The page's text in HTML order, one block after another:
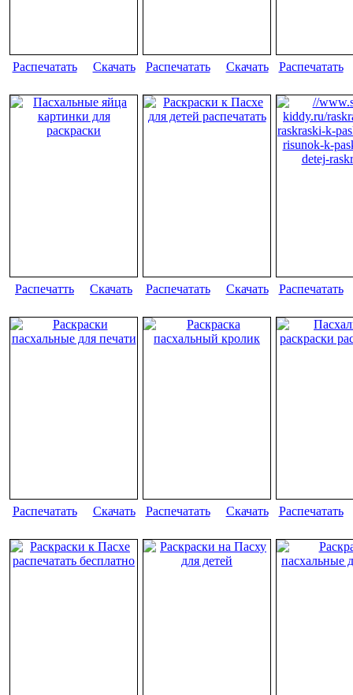
Распечатать Скачать Распечатать Скачать Распечатать
Распечатть Скачать Распечатать Скачать Распечатать
Распечатать Скачать Распечатать Скачать Распечатать